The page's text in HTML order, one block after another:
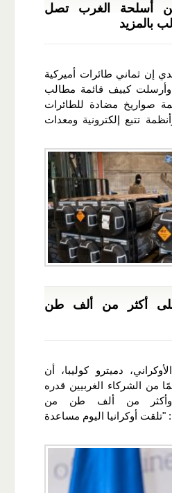
أسلحة الغرب تصل
بالمزيد
إن ثماني طائرات أميركية
وأرسلت كييف قائمة مطالب
صواريخ مضادة للطائرات
تتبع إلكترونية ومعدات
على أكثر من ألف طن
دميترو كوليبا، أن
من الشركاء الغربيين قدره
وأكثر من ألف طن من
أوكرانيا اليوم مساعدة